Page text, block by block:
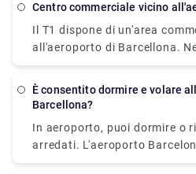
dipinti sulle pareti del museo
dell'artista, Figueres, potresti
1.500 opere d'arte in mostra
che onora l'opera di Dal sin
1974. Il museo, costruito
teatro municipale di Figueres,
delle ultime grandi opere di
centro commerciale vicino
Il T1 dispone di un'area
all'aeroporto di Barcellona.
catene di ristoranti, fast-
accessori di lusso e persino
benessere sono disponibili
È consentito dormire e volare all'aeroporto di
Barcellona?
In aeroporto, puoi dormire o
arredati. L'aeroporto Barcelona-El Prat offre un
servizio in camera attraente